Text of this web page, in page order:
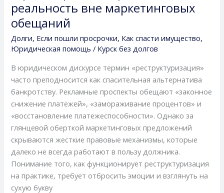
реальность вне маркетинговых
обещаний
Долги, Если пошли просрочки, Как спасти имущество,
Юридическая помощь / Курск без долгов
В юридическом дискурсе термин «реструктуризация»
часто преподносится как спасительная альтернатива
банкротству. Рекламные проспекты обещают «законное
снижение платежей», «замораживание процентов» и
«восстановление платежеспособности». Однако за
глянцевой оберткой маркетинговых предложений
скрываются жесткие правовые механизмы, которые
далеко не всегда работают в пользу должника.
Понимание того, как функционирует реструктуризация
на практике, требует отбросить эмоции и взглянуть на
сухую букву
риски
и
правовая
реальность
маркетинговых
обещаний